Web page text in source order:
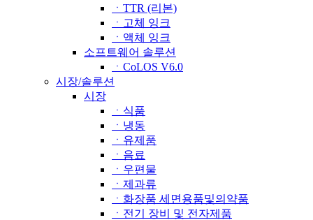
ㆍTTR (리본)
ㆍ고체 잉크
ㆍ액체 잉크
소프트웨어 솔루션
ㆍCoLOS V6.0
시장/솔루션
시장
ㆍ식품
ㆍ냉동
ㆍ유제품
ㆍ음료
ㆍ우편물
ㆍ제과류
ㆍ화장품 세면용품및의약품
ㆍ전기 장비 및 전자제품